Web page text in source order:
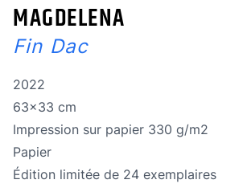
MAGDELENA
Fin Dac
Année de réalisation
2022
Dimensions
63x33 cm
Technique
Impression sur papier 330 g/m2
Technique
Papier
édition limitée
Édition limitée de 24 exemplaires